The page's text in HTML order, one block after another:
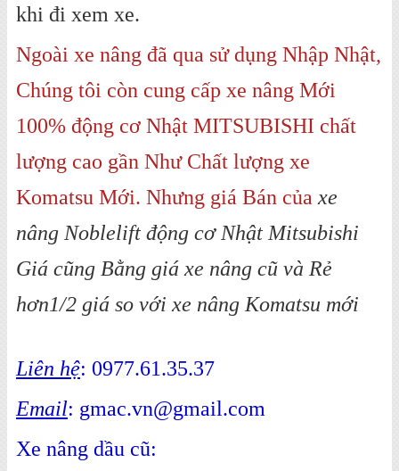
khi đi xem xe.
Ngoài xe nâng đã qua sử dụng Nhập Nhật,
Chúng tôi còn cung cấp xe nâng Mới
100% động cơ Nhật MITSUBISHI chất
lượng cao gần Như Chất lượng xe
Komatsu Mới. Nhưng giá Bán của xe
nâng Noblelift động cơ Nhật Mitsubishi
Giá cũng Bằng giá xe nâng cũ và Rẻ
hơn1/2 giá so với xe nâng Komatsu mới
Liên hệ: 0977.61.35.37
Email: gmac.vn@gmail.com
Xe nâng dầu cũ: